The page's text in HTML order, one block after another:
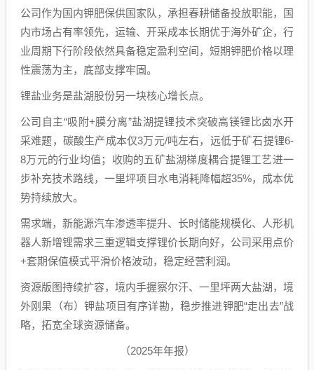
公司作为国内钾肥保供国家队，承担春耕储备投放职能，国
内市场占有率领先，运输、开采成本长期优于海外矿企，行
业周期下行阶段依然具备稳定盈利空间，短期钾肥价格以理
性震荡为主，底部支撑牢固。
锂盐业务是盐湖股份另一块核心增长点。
公司自主“吸附+膜分离”盐湖提锂技术突破高镁锂比卤水开
采难题，碳酸生产成本仅3万元/吨左右，远低于矿石提锂6-
8万元的行业均值；收购的五矿盐湖梯度耦合提锂工艺进一
步补充技术路线，一里坪项目水电消耗降幅超35%，成本优
势持续放大。
需求端，新能源汽车渗透率提升、长时储能规模化、人形机
器人新增锂需求三重逻辑支撑锂价长期向好，公司采用点价
+套期保值模式平滑价格波动，稳定经营利润。
资源版图持续扩容，境内手握察尔汗、一里坪两大盐湖，境
外刚果（布）钾盐项目有序详勘，稳步推进钾肥“走出去”战
略，拓宽全球资源储备。
（2025年年报）